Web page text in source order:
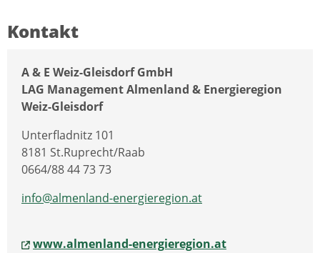
Kontakt
A & E Weiz-Gleisdorf GmbH
LAG Management Almenland & Energieregion
Weiz-Gleisdorf
Unterfladnitz 101
8181 St.Ruprecht/Raab
0664/88 44 73 73
info@almenland-energieregion.at
www.almenland-energieregion.at